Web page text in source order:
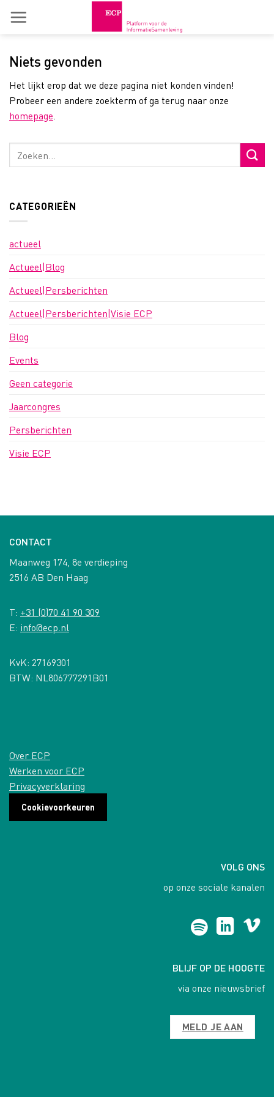
Niets gevonden
Het lijkt erop dat we deze pagina niet konden vinden!
Probeer een andere zoekterm of ga terug naar onze
homepage
CATEGORIEËN
actueel
Actueel|Blog
Actueel|Persberichten
Actueel|Persberichten|Visie ECP
Blog
Events
Geen categorie
Jaarcongres
Persberichten
Visie ECP
CONTACT
Maanweg 174, 8e verdieping
2516 AB Den Haag
T: +31 (0)70 41 90 309
E: info@ecp.nl
KvK: 27169301
BTW: NL806777291B01
Over ECP
Werken voor ECP
Privacyverklaring
Cookievoorkeuren
VOLG ONS
op onze sociale kanalen
BLIJF OP DE HOOGTE
via onze nieuwsbrief
MELD JE AAN